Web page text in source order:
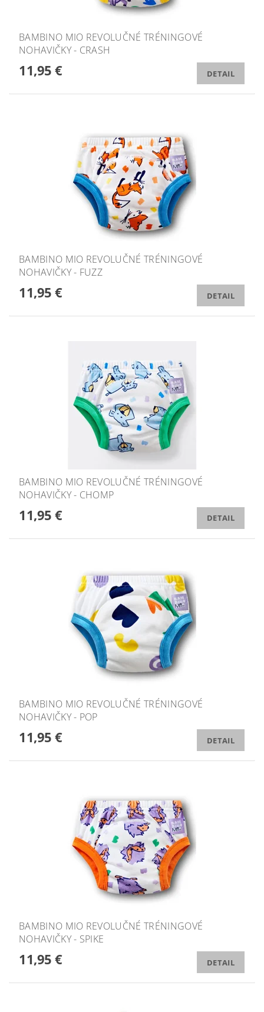
BAMBINO MIO REVOLUČNÉ TRÉNINGOVÉ
NOHAVIČKY - CRASH
11,95 € DETAIL
BAMBINO MIO REVOLUČNÉ TRÉNINGOVÉ
NOHAVIČKY - FUZZ
11,95 € DETAIL
BAMBINO MIO REVOLUČNÉ TRÉNINGOVÉ
NOHAVIČKY - CHOMP
11,95 € DETAIL
BAMBINO MIO REVOLUČNÉ TRÉNINGOVÉ
NOHAVIČKY - POP
11,95 € DETAIL
BAMBINO MIO REVOLUČNÉ TRÉNINGOVÉ
NOHAVIČKY - SPIKE
11,95 € DETAIL